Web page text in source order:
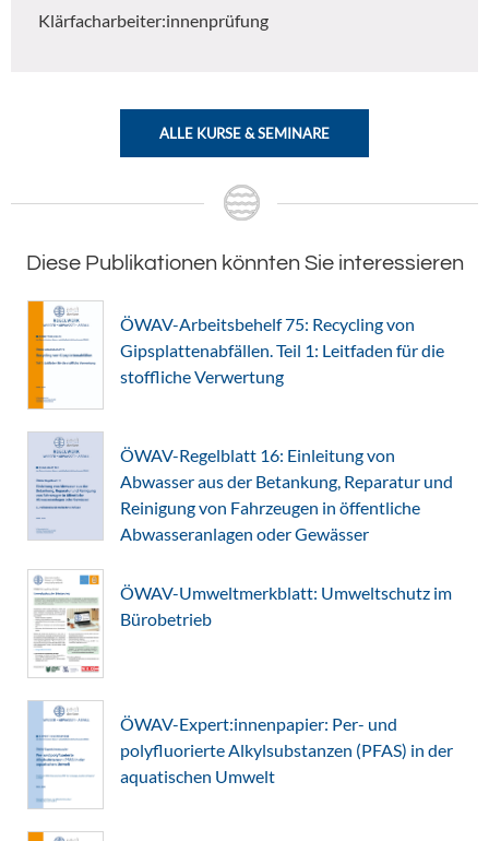
Klärfacharbeiter:innenprüfung
ALLE KURSE & SEMINARE
Diese Publikationen könnten Sie interessieren
ÖWAV-Arbeitsbehelf 75: Recycling von
Gipsplattenabfällen. Teil 1: Leitfaden für die
stoffliche Verwertung
ÖWAV-Regelblatt 16: Einleitung von
Abwasser aus der Betankung, Reparatur und
Reinigung von Fahrzeugen in öffentliche
Abwasseranlagen oder Gewässer
ÖWAV-Umweltmerkblatt: Umweltschutz im
Bürobetrieb
ÖWAV-Expert:innenpapier: Per- und
polyfluorierte Alkylsubstanzen (PFAS) in der
aquatischen Umwelt